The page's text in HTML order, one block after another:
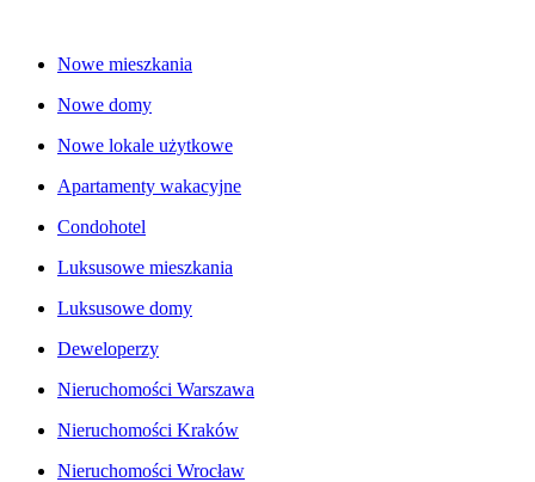
Nowe mieszkania
Nowe domy
Nowe lokale użytkowe
Apartamenty wakacyjne
Condohotel
Luksusowe mieszkania
Luksusowe domy
Deweloperzy
Nieruchomości Warszawa
Nieruchomości Kraków
Nieruchomości Wrocław